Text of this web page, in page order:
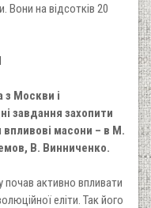
Вони на відсотків 20
з Москви і
завдання захопити
впливові масони – в М.
В. Винниченко.
почав активно впливати
еліти. Так його